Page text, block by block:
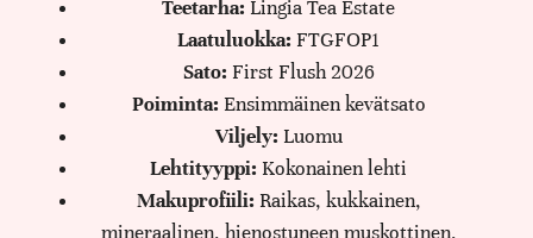
Teetarha: Lingia Tea Estate
Laatuluokka: FTGFOP1
Sato: First Flush 2026
Poiminta: Ensimmäinen kevätsato
Viljely: Luomu
Lehtityyppi: Kokonainen lehti
Makuprofiili: Raikas, kukkainen,